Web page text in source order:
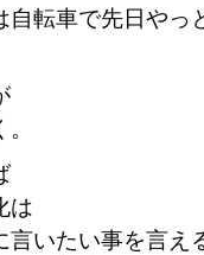
自転車で先日やっ
は
言いたい事を言え